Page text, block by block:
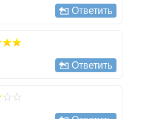
Ответить
Ответить